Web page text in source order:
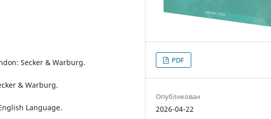
Secker & Warburg.
& Warburg.
Language.
PDF
Опубликован
2026-04-22